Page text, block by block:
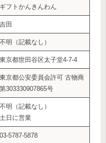
ギフトかんきんわん
吉田
不明（記載なし）
東京都世田谷区太子堂4-7-4
東京都公安委員会許可 古物商
第303330907865号
不明（記載なし）
土日に営業
03-5787-5878